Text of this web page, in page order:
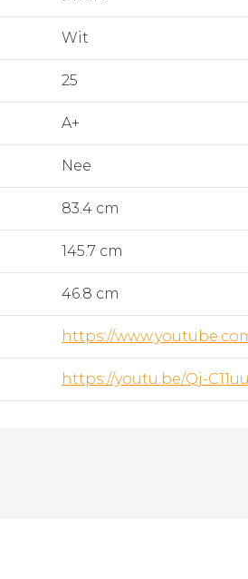
Wit
25
A+
Nee
83.4 cm
145.7 cm
46.8 cm
https://
https://youtu.be/Qj-